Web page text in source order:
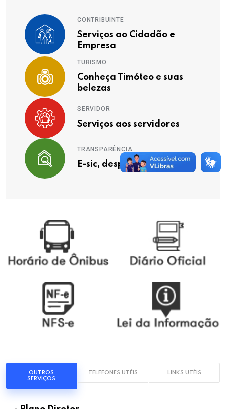
CONTRIBUINTE
Serviços ao Cidadão e
Empresa
TURISMO
Conheça Timóteo e suas
belezas
SERVIDOR
Serviços aos servidores
TRANSPARÊNCIA
E-sic, despesas, receitas ...
OUTROS
SERVIÇOS
TELEFONES UTÉIS LINKS UTÉIS